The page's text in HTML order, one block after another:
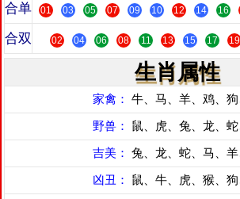
合单 01 03 05 07 09 10 12 14 16
合双 02 04 06 08 11 13 15 17 19
生肖属性
家禽： 牛、马、羊、鸡、
野兽： 鼠、虎、兔、龙、
吉美： 兔、龙、蛇、马、
凶丑： 鼠、牛、虎、猴、